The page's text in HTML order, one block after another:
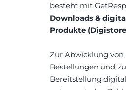
besteht mit
Downloads &
Produkte
Zur Abwicklung von
Bestellungen und
Bereitstellung